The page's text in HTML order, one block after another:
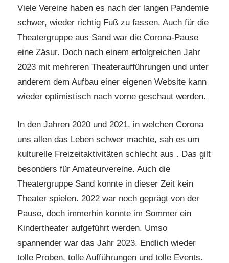
Viele Vereine haben es nach der langen Pandemie
schwer, wieder richtig Fuß zu fassen. Auch für die
Theatergruppe aus Sand war die Corona-Pause
eine Zäsur. Doch nach einem erfolgreichen Jahr
2023 mit mehreren Theateraufführungen und unter
anderem dem Aufbau einer eigenen Website kann
wieder optimistisch nach vorne geschaut werden.
In den Jahren 2020 und 2021, in welchen Corona
uns allen das Leben schwer machte, sah es um
kulturelle Freizeitaktivitäten schlecht aus . Das gilt
besonders für Amateurvereine. Auch die
Theatergruppe Sand konnte in dieser Zeit kein
Theater spielen. 2022 war noch geprägt von der
Pause, doch immerhin konnte im Sommer ein
Kindertheater aufgeführt werden. Umso
spannender war das Jahr 2023. Endlich wieder
tolle Proben, tolle Aufführungen und tolle Events.